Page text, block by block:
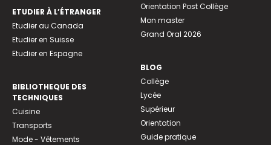
ETUDIER À L’ÉTRANGER
Etudier au Canada
Etudier en Suisse
Etudier en Espagne
BIBLIOTHEQUE DES
TECHNIQUES
Cuisine
Transports
Mode - Vêtements
Orientation Post Collège
Mon master
Grand Oral 2026
BLOG
Collège
Lycée
Supérieur
Orientation
Guide pratique